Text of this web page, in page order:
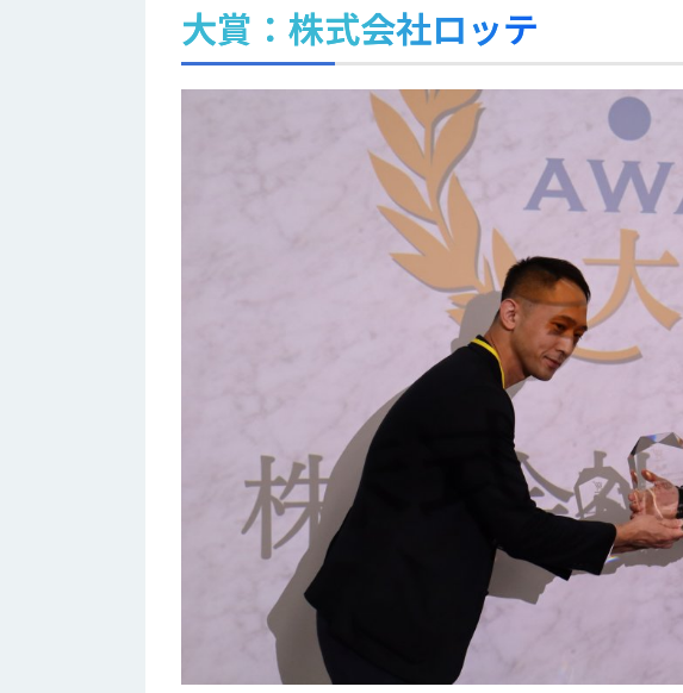
大賞：株式会社ロッテ